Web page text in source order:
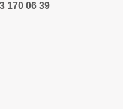
170 06 39